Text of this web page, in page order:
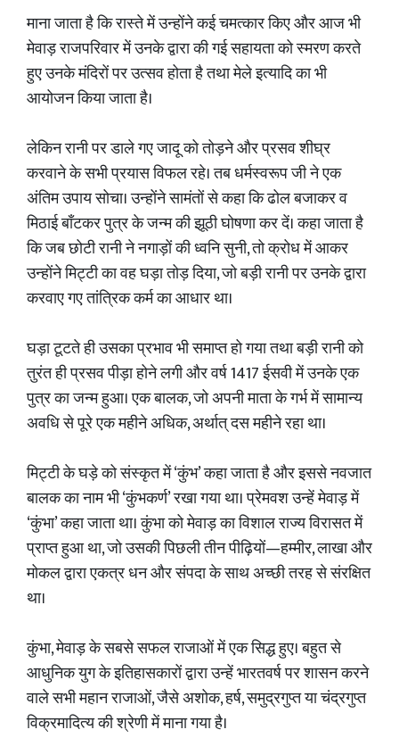
माना जाता है कि रास्ते में उन्होंने कई चमत्कार किए और आज भी
मेवाड़ राजपरिवार में उनके द्वारा की गई सहायता को स्मरण करते
हुए उनके मंदिरों पर उत्सव होता है तथा मेले इत्यादि का भी
आयोजन किया जाता है।
लेकिन रानी पर डाले गए जादू को तोड़ने और प्रसव शीघ्र
करवाने के सभी प्रयास विफल रहे। तब धर्मस्वरूप जी ने एक
अंतिम उपाय सोचा। उन्होंने सामंतों से कहा कि ढोल बजाकर व
मिठाई बाँटकर पुत्र के जन्म की झूठी घोषणा कर दें। कहा जाता है
कि जब छोटी रानी ने नगाड़ों की ध्वनि सुनी, तो क्रोध में आकर
उन्होंने मिट्टी का वह घड़ा तोड़ दिया, जो बड़ी रानी पर उनके द्वारा
करवाए गए तांत्रिक कर्म का आधार था।
घड़ा टूटते ही उसका प्रभाव भी समाप्त हो गया तथा बड़ी रानी को
तुरंत ही प्रसव पीड़ा होने लगी और वर्ष 1417 ईसवी में उनके एक
पुत्र का जन्म हुआ। एक बालक, जो अपनी माता के गर्भ में सामान्य
अवधि से पूरे एक महीने अधिक, अर्थात् दस महीने रहा था।
मिट्टी के घड़े को संस्कृत में ‘कुंभ’ कहा जाता है और इससे नवजात
बालक का नाम भी ‘कुंभकर्ण’ रखा गया था। प्रेमवश उन्हें मेवाड़ में
‘कुंभा’ कहा जाता था। कुंभा को मेवाड़ का विशाल राज्य विरासत में
प्राप्त हुआ था, जो उसकी पिछली तीन पीढ़ियों—हम्मीर, लाखा और
मोकल द्वारा एकत्र धन और संपदा के साथ अच्छी तरह से संरक्षित
था।
कुंभा, मेवाड़ के सबसे सफल राजाओं में एक सिद्ध हुए। बहुत से
आधुनिक युग के इतिहासकारों द्वारा उन्हें भारतवर्ष पर शासन करने
वाले सभी महान राजाओं, जैसे अशोक, हर्ष, समुद्रगुप्त या चंद्रगुप्त
विक्रमादित्य की श्रेणी में माना गया है।